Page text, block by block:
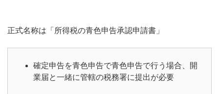
正式名称は「所得税の青色申告承認申請書」
確定申告を青色申告で青色申告で行う場合、開
業届と一緒に管轄の税務署に提出が必要